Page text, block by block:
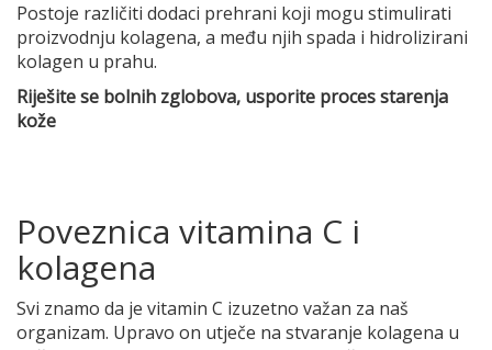
Postoje različiti dodaci prehrani koji mogu stimulirati
proizvodnju kolagena, a među njih spada i hidrolizirani
kolagen u prahu.
Riješite se bolnih zglobova, usporite proces starenja
kože
Poveznica vitamina C i
kolagena
Svi znamo da je vitamin C izuzetno važan za naš
organizam. Upravo on utječe na stvaranje kolagena u